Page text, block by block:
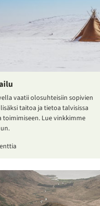
vaatii olosuhteisiin sopivien
taitoa ja tietoa talvisissa
toimimiseen. Lue vinkkimme